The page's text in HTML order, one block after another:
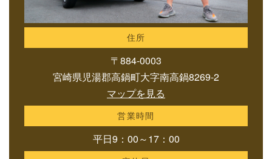
住所
〒884-0003
宮崎県児湯郡高鍋町大字南高鍋8269-2
マップを見る
営業時間
平日9：00～17：00